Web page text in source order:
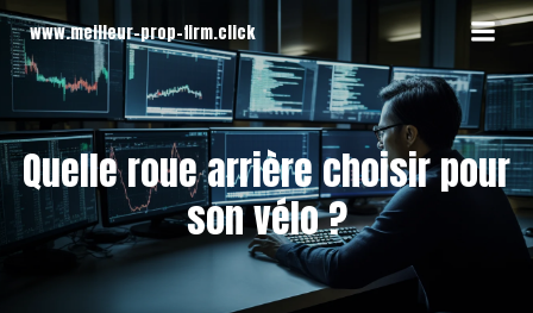
au
contenu
www.meilleur-prop-firm.click
Quelle roue arrière choisir pour
son vélo ?